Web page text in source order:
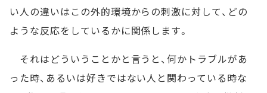
い人の違いはこの外的環境からの刺激に対して、どの
ような反応をしているかに関係します。
それはどういうことかと言うと、何かトラブルがあ
った時、あるいは好きではない人と関わっている時な